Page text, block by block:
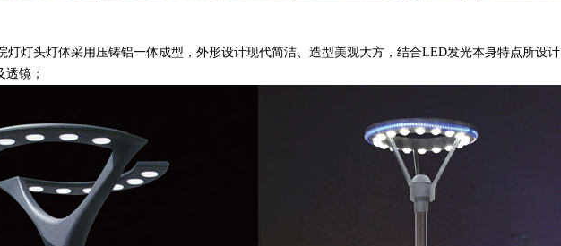
灯头灯体采用压铸铝一体成型，外形设计现代简洁、造型美观大方，结合LED发光本身特点所设计
镜；